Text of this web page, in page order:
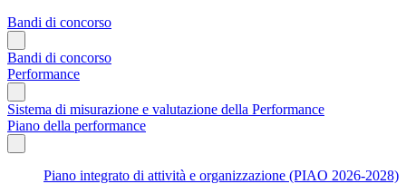
Bandi di concorso
Bandi di concorso
Performance
Sistema di misurazione e valutazione della Performance
Piano della performance
Piano integrato di attività e organizzazione (PIAO 2026-2028)